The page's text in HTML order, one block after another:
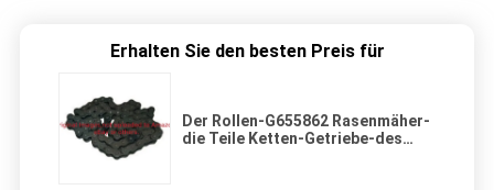
Erhalten Sie den besten Preis für
Der Rollen-G655862 Rasenmäher-
die Teile Ketten-Getriebe-des